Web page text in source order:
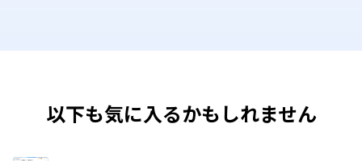
以下も気に入るかもしれません